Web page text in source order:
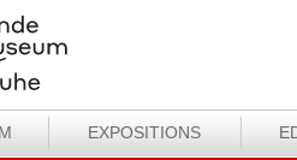
EXPOSITIONS